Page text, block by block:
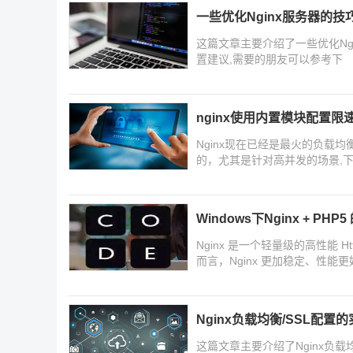
一些优化Nginx服务器的技
这篇文章主要介绍了一些优化
置建议,需要的朋友可以参考下
nginx使用内置模块配置限
Nginx现在已经是最火的负载均
的，尤其是针对高并发的场景,
Windows下Nginx + PHP5
Nginx 是一个轻量级的高性能
而言，Nginx 更加稳定、性能
Nginx负载均衡/SSL配置的
这篇文章主要介绍了Nginx负载